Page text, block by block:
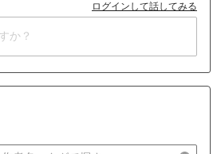
ログインして話してみる